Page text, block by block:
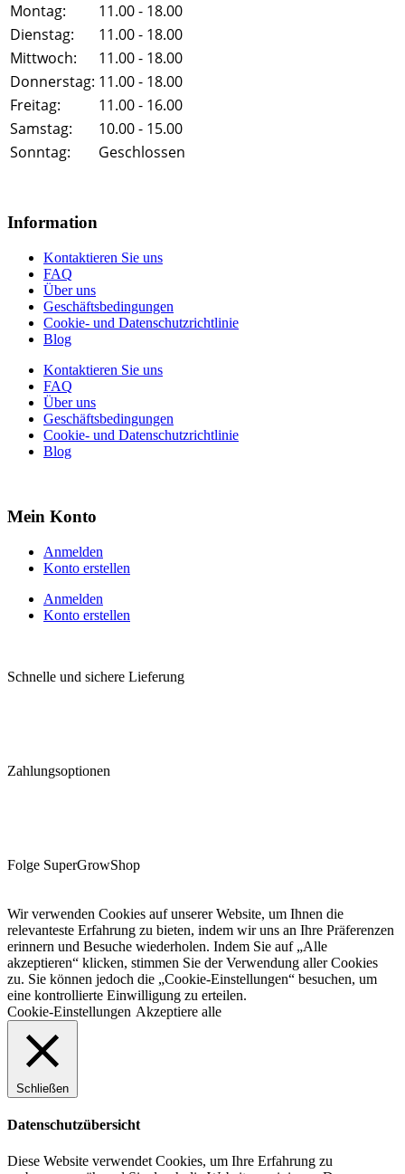
Montag:
11.00 - 18.00
Dienstag:
11.00 - 18.00
Mittwoch:
11.00 - 18.00
Donnerstag: 11.00 - 18.00
Freitag:
11.00 - 16.00
Samstag:
10.00 - 15.00
Sonntag:
Geschlossen
Information
Kontaktieren Sie uns
FAQ
Über uns
Geschäftsbedingungen
Cookie- und Datenschutzrichtlinie
Blog
Kontaktieren Sie uns
FAQ
Über uns
Geschäftsbedingungen
Cookie- und Datenschutzrichtlinie
Blog
Mein Konto
Anmelden
Konto erstellen
Anmelden
Konto erstellen
Schnelle und sichere Lieferung
Zahlungsoptionen
Folge SuperGrowShop
Wir verwenden Cookies auf unserer Website, um Ihnen die
relevanteste Erfahrung zu bieten, indem wir uns an Ihre Präferenzen
erinnern und Besuche wiederholen. Indem Sie auf „Alle
akzeptieren“ klicken, stimmen Sie der Verwendung aller Cookies
zu. Sie können jedoch die „Cookie-Einstellungen“ besuchen, um
eine kontrollierte Einwilligung zu erteilen.
Cookie-Einstellungen Akzeptiere alle
Schließen
Datenschutzübersicht
Diese Website verwendet Cookies, um Ihre Erfahrung zu